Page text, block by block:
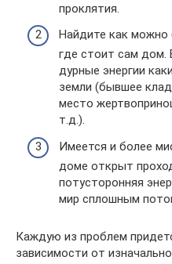
проклятия.
Найдите как можно
где стоит сам дом.
дурные энергии
земли (бывшее
место
т.д.).
Имеется и более
доме открыт
потусторонняя
мир сплошным
Каждую из проблем
зависимости от